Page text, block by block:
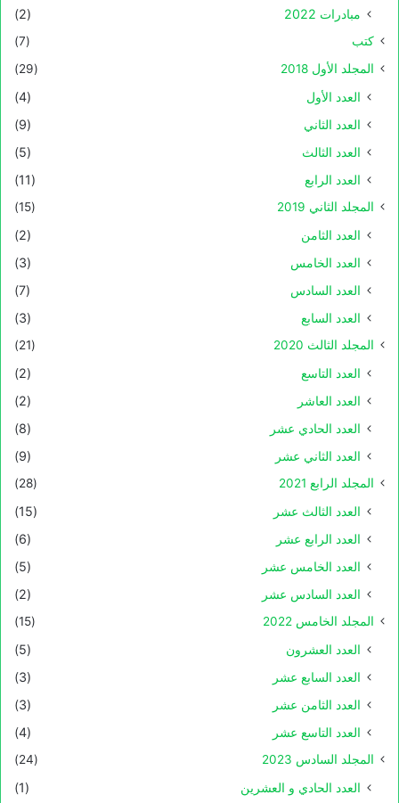
مبادرات 2022 (2)
كتب
(7)
المجلد الأول 2018
(29)
العدد الأول
(4)
العدد الثاني
(9)
العدد الثالث
(5)
العدد الرابع
(11)
المجلد الثاني 2019 (15)
العدد الثامن
(2)
العدد الخامس
(3)
العدد السادس
(7)
العدد السابع
(3)
المجلد الثالث 2020 (21)
العدد التاسع
(2)
العدد العاشر
(2)
العدد الحادي عشر
(8)
العدد الثاني عشر
(9)
المجلد الرابع 2021 (28)
العدد الثالث عشر
(15)
العدد الرابع عشر
(6)
العدد الخامس عشر
(5)
العدد السادس عشر
(2)
المجلد الخامس 2022 (15)
العدد العشرون
(5)
العدد السابع عشر
(3)
العدد الثامن عشر
(3)
العدد التاسع عشر
(4)
المجلد السادس 2023 (24)
العدد الحادي و العشرين
(1)